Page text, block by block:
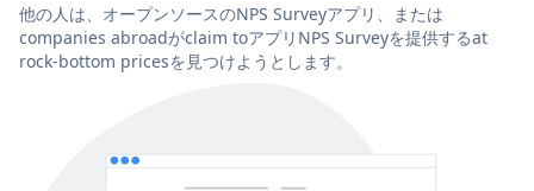
他の人は、オープンソースのNPS Surveyアプリ、または
companies abroadがclaim toアプリNPS Surveyを提供するat
rock-bottom pricesを見つけようとします。